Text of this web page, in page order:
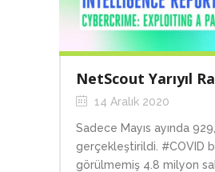
NetScout Yarıyıl
14 Aralık 2020
Sadece Mayıs ayında
gerçekleştirildi. #COVID
görülmemiş 4.8 milyon